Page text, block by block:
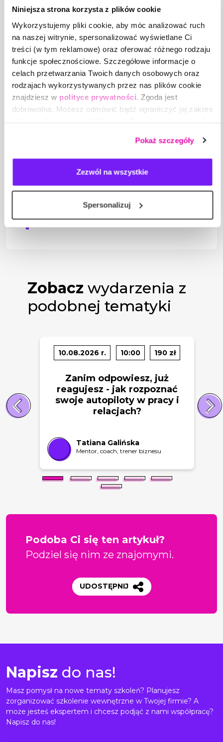
Niniejsza strona korzysta z plików cookie
Wykorzystujemy pliki cookie, aby móc analizować ruch
na naszej witrynie, spersonalizować wyświetlane Ci
treści (w tym reklamowe) oraz oferować różnego rodzaju
funkcje społecznościowe. Szczegółowe informacje o
celach przetwarzania Twoich danych osobowych oraz
rodzajach wykorzystywanych przez nas plików cookie
znajdziesz w polityce prywatności . Zgoda jest
dobrowolna. Możesz odmówić bądź ograniczyć jej zakres
a także na przetwarzanie Twoich danych osobowych.
Pokaż szczegóły
Zezwól na wszystkie
Spersonalizuj
odpowiedniej ilości wody w organizmie wpływa
na zwiększenie produkcji kortyzolu, dlatego
warto wyrobić sobie nawyk picia 2-3 litrów wody
każdego dnia.
Spotkanie i rozmowa z przyjaciółmi, to kolejna
skuteczna metoda redukcji stresu. Odprężenie i
uczucie radości, które występuje podczas
przebywania w towarzystwie życzliwych,
pozytywnych osób pomaga zregenerować
umysł i duszę.
Biznesu, Konsultant DISC, praktyk sprzedaży i
Aneta Skowyra-Mazur
sprzedaży i zarządzania sprzedażą
Zobacz wszystkie moje artykuły
Zobacz wydarzenia z
podobnej tematyki
10.08.2026 r. 10:00 190 zł
Zanim odpowiesz, już
reagujesz - jak rozpoznać
swoje autopiloty w pracy i
relacjach?
Tatiana Galińska
Mentor, coach, trener biznesu
Podoba Ci się ten artykuł?
Podziel się nim ze znajomymi.
UDOSTĘPNIJ
Napisz do nas!
Masz pomysł na nowe tematy szkoleń? Planujesz
zorganizować szkolenie wewnętrzne w Twojej firmie? A
może jesteś ekspertem i chcesz podjąć z nami współpracę?
Napisz do nas!